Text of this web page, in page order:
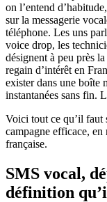
on l’entend
sur la messagerie
téléphone. Les uns
voice drop, les
désignent à peu près
regain d’intérêt en
exister dans une boîte
instantanées sans fin.
Voici tout ce qu’il faut
campagne efficace, en
française.
SMS vocal,
définition